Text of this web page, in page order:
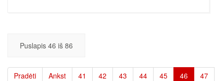
Puslapis 46 iš 86
Pradėti Ankst 41 42 43 44 45 46
47